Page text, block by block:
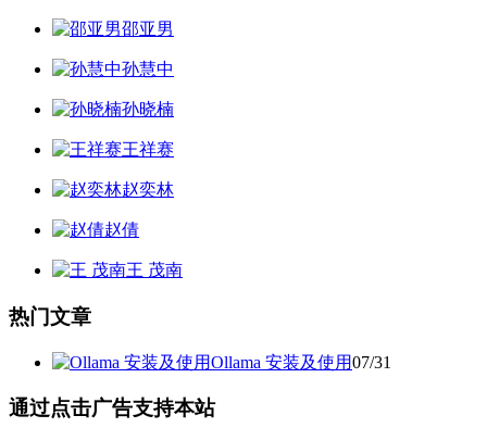
邵亚男
孙慧中
孙晓楠
王祥赛
赵奕林
赵倩
王 茂南
热门文章
Ollama 安装及使用07/31
通过点击广告支持本站